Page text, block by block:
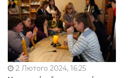
2 Лютого 2024, 16:25